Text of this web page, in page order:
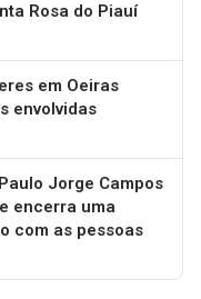
Rosa do Piauí
em Oeiras
envolvidas
Jorge Campos
encerra uma
com as pessoas